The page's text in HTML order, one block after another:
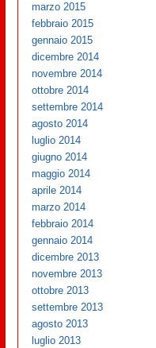
marzo 2015
febbraio 2015
gennaio 2015
dicembre 2014
novembre 2014
ottobre 2014
settembre 2014
agosto 2014
luglio 2014
giugno 2014
maggio 2014
aprile 2014
marzo 2014
febbraio 2014
gennaio 2014
dicembre 2013
novembre 2013
ottobre 2013
settembre 2013
agosto 2013
luglio 2013